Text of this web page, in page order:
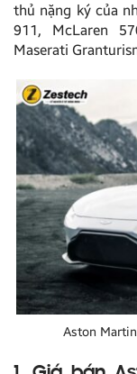
thủ nặng ký của
911, McLaren
Maserati
Aston